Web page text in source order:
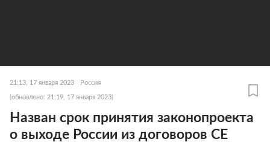
21:13, 17 января 2023 Россия
(обновлено: 21:19, 17 января 2023)
Назван срок принятия законопроекта
о выходе России из договоров СЕ